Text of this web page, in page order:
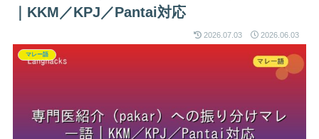
｜KKM／KPJ／Pantai対応
2026.07.03 2026.06.03
マレー語